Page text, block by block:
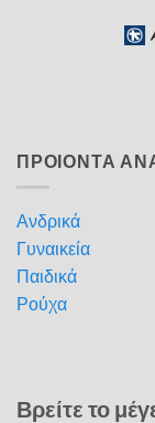
ΠΡΟΙΟΝΤΑ
Ανδρικά
Γυναικεία
Παιδικά
Ρούχα
Βρείτε το